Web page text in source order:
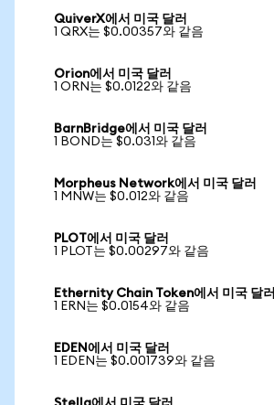
QuiverX에서 미국 달러
1 QRX는 $0.00357와 같음
Orion에서 미국 달러
1 ORN는 $0.0122와 같음
BarnBridge에서 미국 달러
1 BOND는 $0.031와 같음
Morpheus Network에서 미국 달러
1 MNW는 $0.012와 같음
PLOT에서 미국 달러
1 PLOT는 $0.00297와 같음
Ethernity Chain Token에서 미국 달러
1 ERN는 $0.0154와 같음
EDEN에서 미국 달러
1 EDEN는 $0.001739와 같음